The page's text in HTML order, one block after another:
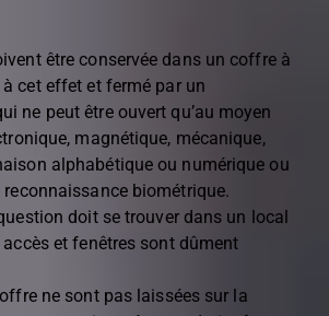
être conservée dans un coffre à
cet effet et fermé par un
ne peut être ouvert qu’au moyen
magnétique, mécanique,
alphabétique ou numérique ou
reconnaissance biométrique.
doit se trouver dans un local
et fenêtres sont dûment
ne sont pas laissées sur la